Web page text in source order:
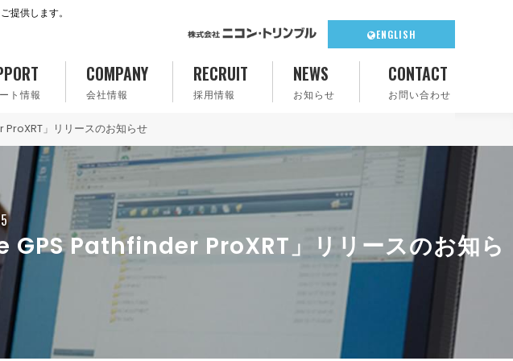
提供します。
ENGLISH
ト情報
COMPANY
会社情報
RECRUIT
採用情報
NEWS
お知らせ
CONTACT
お問い合わせ
」リリースのお知らせ
Pathfinder ProXRT」リリースのお知ら